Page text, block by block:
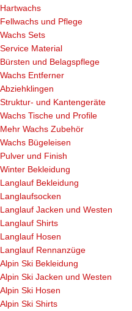
Hartwachs
Fellwachs und Pflege
Wachs Sets
Service Material
Bürsten und Belagspflege
Wachs Entferner
Abziehklingen
Struktur- und Kantengeräte
Wachs Tische und Profile
Mehr Wachs Zubehör
Wachs Bügeleisen
Pulver und Finish
Winter Bekleidung
Langlauf Bekleidung
Langlaufsocken
Langlauf Jacken und Westen
Langlauf Shirts
Langlauf Hosen
Langlauf Rennanzüge
Alpin Ski Bekleidung
Alpin Ski Jacken und Westen
Alpin Ski Hosen
Alpin Ski Shirts